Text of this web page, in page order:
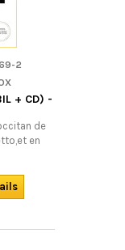
2
+ CD) -
de
en
textes,